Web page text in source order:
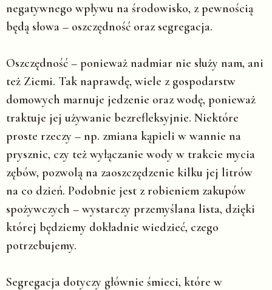
negatywnego wpływu na środowisko, z pewnością
będą słowa – oszczędność oraz segregacja.
Oszczędność – ponieważ nadmiar nie służy nam, ani
też Ziemi. Tak naprawdę, wiele z gospodarstw
domowych marnuje jedzenie oraz wodę, ponieważ
traktuje jej używanie bezrefleksyjnie. Niektóre
proste rzeczy – np. zmiana kąpieli w wannie na
prysznic, czy też wyłączanie wody w trakcie mycia
zębów, pozwolą na zaoszczędzenie kilku jej litrów
na co dzień. Podobnie jest z robieniem zakupów
spożywczych – wystarczy przemyślana lista, dzięki
której będziemy dokładnie wiedzieć, czego
potrzebujemy.
Segregacja dotyczy głównie śmieci, które w